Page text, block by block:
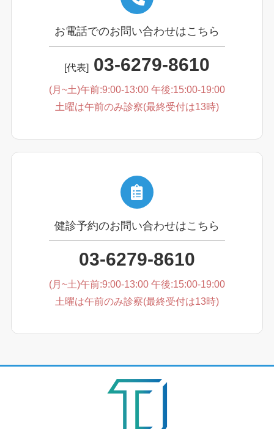
お電話でのお問い合わせはこちら
[代表] 03-6279-8610
(月~土)午前:9:00-13:00 午後:15:00-19:00
土曜は午前のみ診察(最終受付は13時)
健診予約のお問い合わせはこちら
03-6279-8610
(月~土)午前:9:00-13:00 午後:15:00-19:00
土曜は午前のみ診察(最終受付は13時)